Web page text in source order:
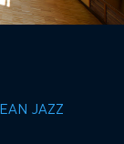
JAZZ